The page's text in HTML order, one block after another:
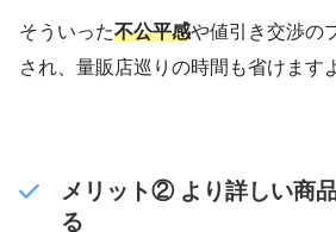
そういった不公平感や値引き交渉の
され、量販店巡りの時間も省けます
メリット② より詳しい商
る